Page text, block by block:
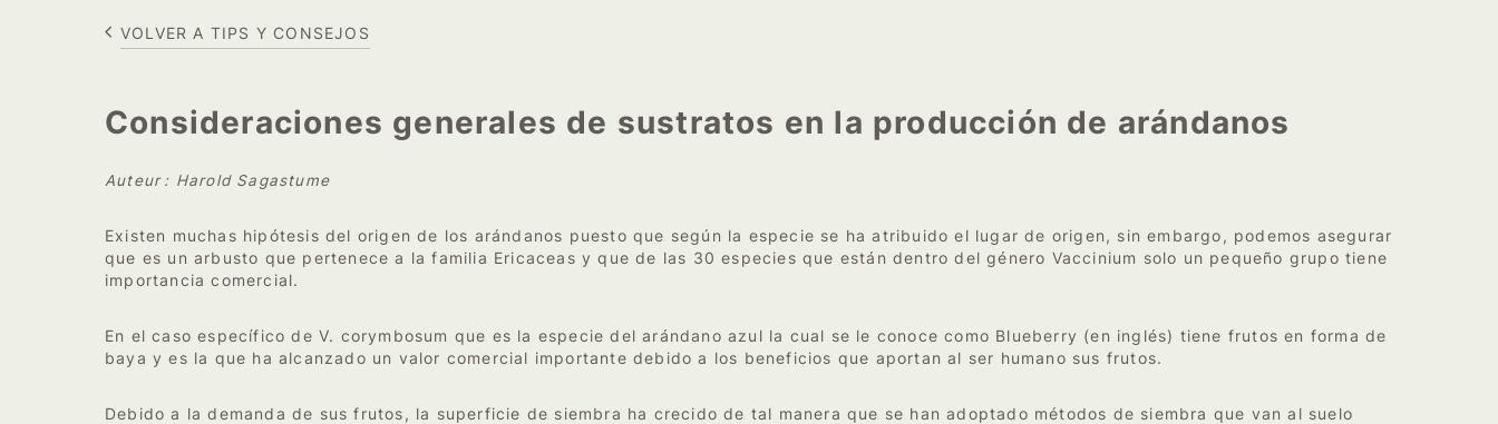
VOLVER A TIPS Y CONSEJOS
Consideraciones generales de sustratos en la producción de arándanos
Auteur : Harold Sagastume
Existen muchas hipótesis del origen de los arándanos puesto que según la especie se ha atribuido el lugar de origen, sin embargo, podemos asegurar
que es un arbusto que pertenece a la familia Ericaceas y que de las 30 especies que están dentro del género Vaccinium solo un pequeño grupo tiene
importancia comercial.
En el caso específico de V. corymbosum que es la especie del arándano azul la cual se le conoce como Blueberry (en inglés) tiene frutos en forma de
baya y es la que ha alcanzado un valor comercial importante debido a los beneficios que aportan al ser humano sus frutos.
Debido a la demanda de sus frutos, la superficie de siembra ha crecido de tal manera que se han adoptado métodos de siembra que van al suelo